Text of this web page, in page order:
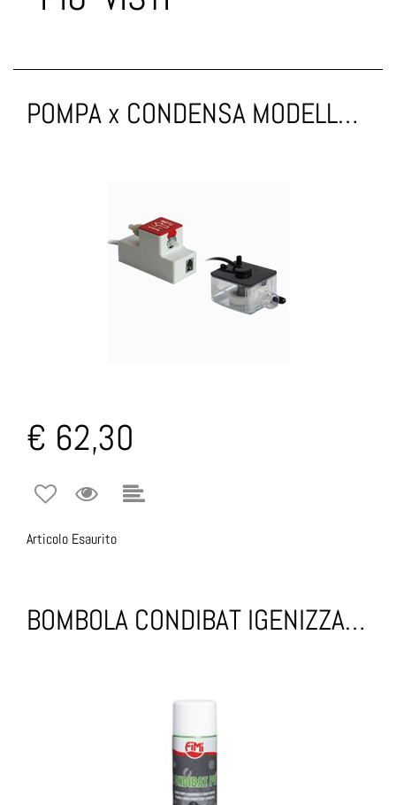
POMPA x CONDENSA MODELLO MINI 7,5 l/h
€ 62,30
Articolo Esaurito
BOMBOLA CONDIBAT IGENIZZANTE CLIMATIZZAZIONE 500ML